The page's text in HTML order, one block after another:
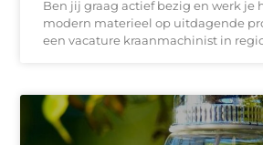
Ben jij graag actief bezig en werk je
modern materieel op uitdagende
een vacature kraanmachinist in